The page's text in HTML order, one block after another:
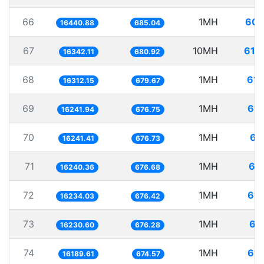
66 16440.88 685.04 1MH
67 16342.11 680.92 10MH
68 16312.15 679.67 1MH
69 16241.94 676.75 1MH
70 16241.41 676.73 1MH
71 16240.36 676.68 1MH
72 16234.03 676.42 1MH
73 16230.60 676.28 1MH
74 16189.61 674.57 1MH